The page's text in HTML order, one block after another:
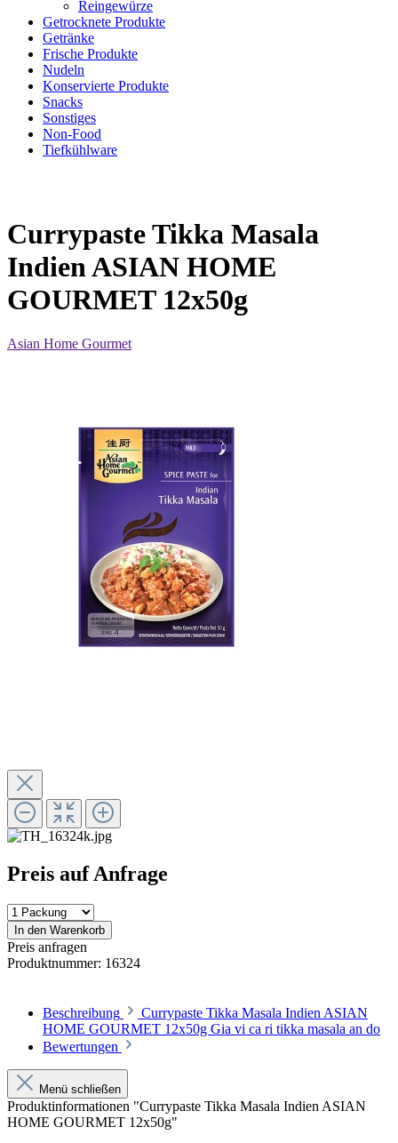
Reingewürze
Getrocknete Produkte
Getränke
Frische Produkte
Nudeln
Konservierte Produkte
Snacks
Sonstiges
Non-Food
Tiefkühlware
Currypaste Tikka Masala
Indien ASIAN HOME
GOURMET 12x50g
Asian Home Gourmet
Preis auf Anfrage
In den Warenkorb
Preis anfragen
Produktnummer: 16324
Beschreibung
Currypaste Tikka Masala Indien ASIAN
HOME GOURMET 12x50g Gia vi ca ri tikka masala an do
Bewertungen
Menü schließen
Produktinformationen "Currypaste Tikka Masala Indien ASIAN
HOME GOURMET 12x50g"